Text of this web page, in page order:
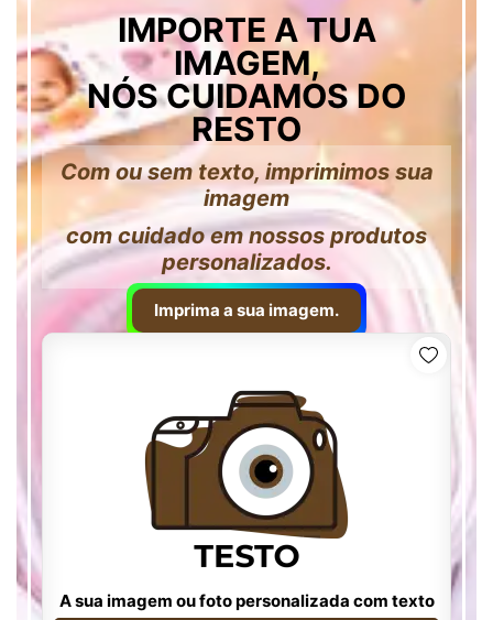
IMPORTE A TUA
IMAGEM,
NÓS CUIDAMOS DO
RESTO
Com ou sem texto, imprimimos sua
imagem
com cuidado em nossos produtos
personalizados.
Imprima a sua imagem.
A sua imagem ou foto personalizada com texto